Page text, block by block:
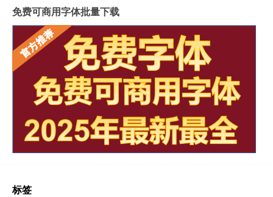
免费可商用字体批量下载
标签